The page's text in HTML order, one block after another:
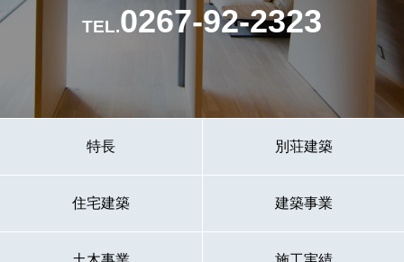
TEL.0267-92-2323
特長 別荘建築
住宅建築 建築事業